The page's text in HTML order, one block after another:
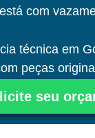
com
técnica em
peças
seu